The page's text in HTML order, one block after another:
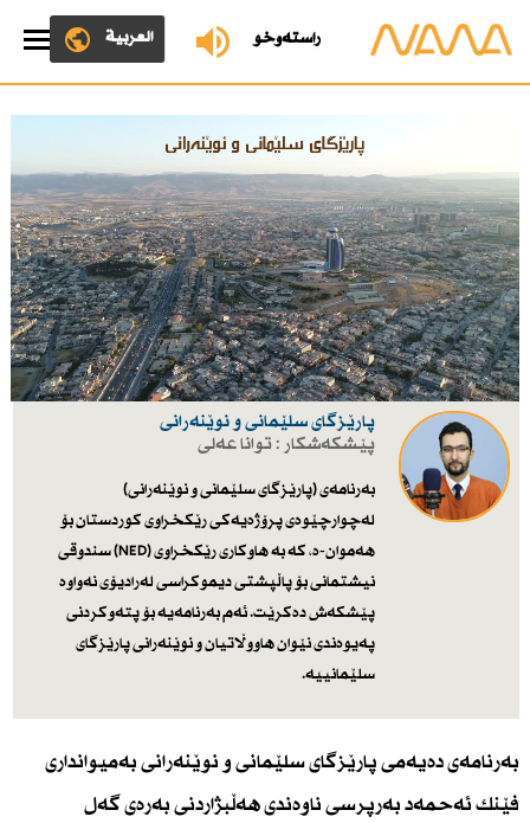
ڕاستەوخۆ العربية
پارێزگاى سلێمانى و نوێنه‌رانى
پێشکەشکار : توانا عه‌لی
به‌رنامه‌ی (پارێزگاى سلێمانى و نوێنه‌رانى)
له‌چوارچێوه‌ی پرۆژه‌یه‌كی رێكخراوی كوردستان بۆ
هه‌موان-ه‌، كه‌ به‌ هاوكاری رێكخراوی (NED) سندوقی
نیشتمانی بۆ پاڵپشتی دیموكراسی له‌رادیۆی نه‌واوه‌
پێشكه‌ش ده‌كرێت. ئه‌م به‌رنامه‌یه‌ بۆ پته‌وكردنی
په‌یوه‌ندی نێوان هاووڵاتیان و نوێنه‌رانی پارێزگای
سلێمانییه‌.
بەرنامەی دەیەمی پارێزگای سلێمانی و نوێنەرانی بەمیوانداری
فێنك ئەحمەد بەرپرسی ناوەندی هەڵبژاردنی بەرەی گەل